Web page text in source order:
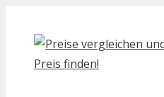
Inhalt
springen